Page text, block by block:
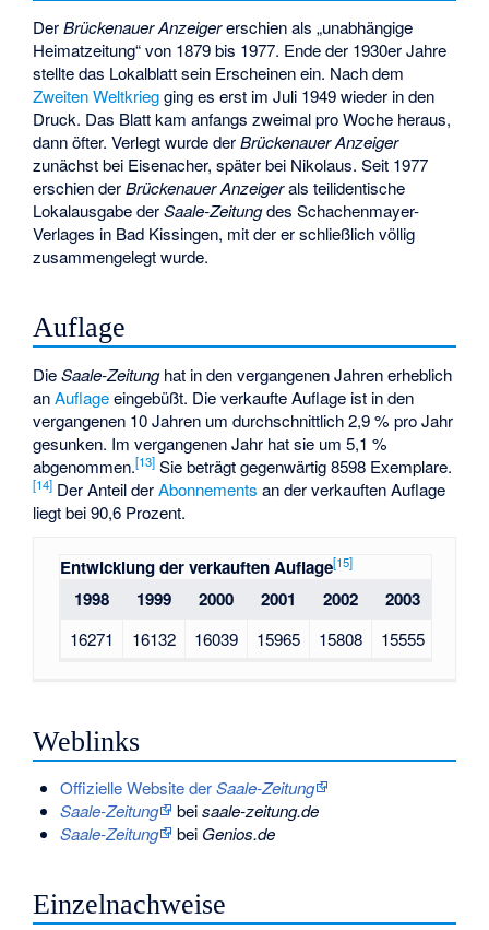
DerBrückenauer Anzeigererschien als „unabhängige
Heimatzeitung“ von 1879 bis 1977. Ende der 1930er Jahre
stellte das Lokalblatt sein Erscheinen ein. Nach dem
Zweiten Weltkriegging es erst im Juli 1949 wieder in den
Druck. Das Blatt kam anfangs zweimal pro Woche heraus,
dann öfter. Verlegt wurde derBrückenauer Anzeiger
zunächst bei Eisenacher, später bei Nikolaus. Seit 1977
erschien derBrückenauer Anzeigerals teilidentische
Lokalausgabe derSaale-Zeitungdes Schachenmayer-
Verlages in Bad Kissingen, mit der er schließlich völlig
zusammengelegt wurde.
Auflage
DieSaale-Zeitunghat in den vergangenen Jahren erheblich
anAuflageeingebüßt. Die verkaufte Auflage ist in den
vergangenen 10 Jahren um durchschnittlich 2,9 % pro Jahr
gesunken. Im vergangenen Jahr hat sie um 5,1 %
abgenommen.[13] Sie beträgt gegenwärtig 8598 Exemplare.
[14] Der Anteil derAbonnements an der verkauften Auflage
liegt bei 90,6 Prozent.
Entwicklung der verkauften Auflage[15]
1998 1999 2000 2001 2002 2003
16271 16132 16039 15965 15808 15555
Weblinks
Offizielle Website derSaale-Zeitung
Saale-Zeitung
beisaale-zeitung.de
Saale-Zeitung
bei Genios.de
Einzelnachweise